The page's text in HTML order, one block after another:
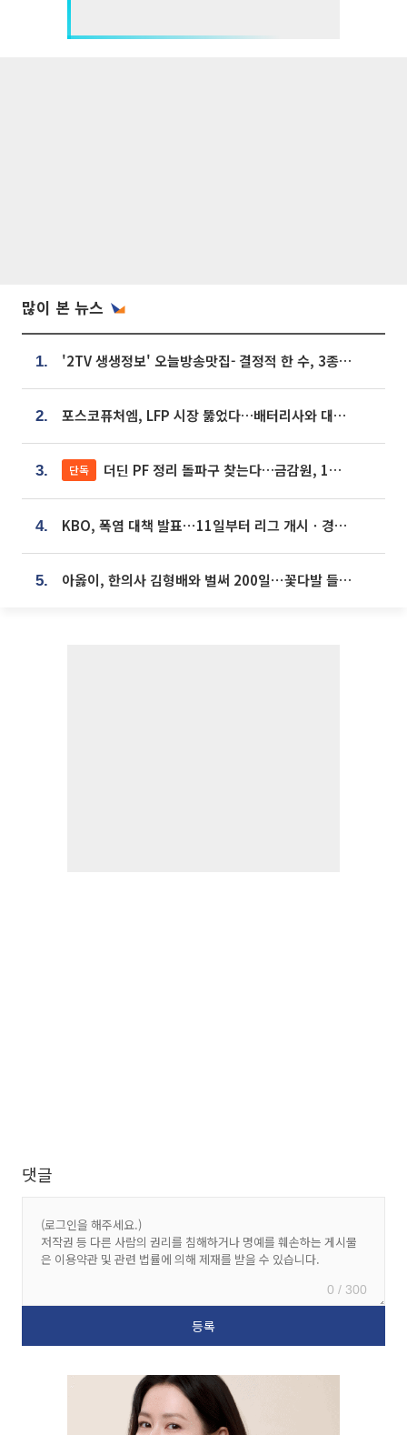
많이 본 뉴스
1. '2TV 생생정보' 오늘방송맛집- 결정적 한 수, 3종 메밀면! 메밀 소바 맛집 '의○○○○'
2. 포스코퓨처엠, LFP 시장 뚫었다…배터리사와 대규모 장기 공급 합의
3. 단독 더딘 PF 정리 돌파구 찾는다…금감원, 1년 반 만에 매각설명회 재개
4. KBO, 폭염 대책 발표⋯11일부터 리그 개시ㆍ경기 오후 7시 시작
5. 아옳이, 한의사 김형배와 벌써 200일⋯꽃다발 들고 "프러포즈 아냐"
댓글
0 / 300